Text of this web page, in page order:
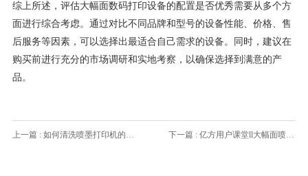
综上所述，评估大幅面数码打印设备的配置是否优秀需要从多个方
面进行综合考虑。通过对比不同品牌和型号的设备性能、价格、售
后服务等因素，可以选择出最适合自己需求的设备。同时，建议在
购买前进行充分的市场调研和实地考察，以确保选择到满意的产
品。
上一篇 : 如何清洗喷墨打印机的喷头？多久清洗一次？手动清洗好，还是自动清洗好？ 下一篇 : 亿方用户课堂ll大幅面喷墨打印机的核心部件都有哪些呢？